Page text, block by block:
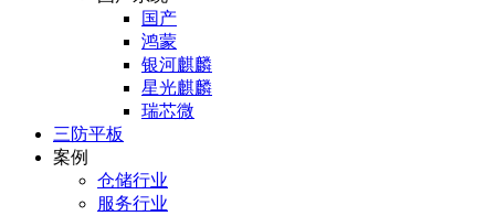
国产
鸿蒙
银河麒麟
星光麒麟
瑞芯微
三防平板
案例
仓储行业
服务行业